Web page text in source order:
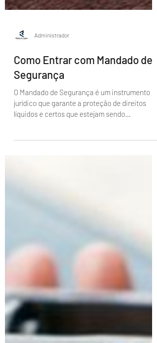
Como Entrar com Mandado de
Segurança
O Mandado de Segurança é um instrumento
jurídico que garante a proteção de direitos
ameaçados ou...